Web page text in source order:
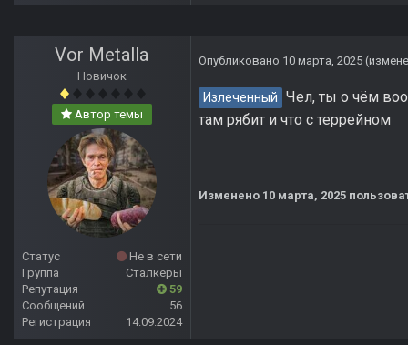
Vor Metalla
Новичок
Автор темы
Статус
Не в сети
Группа
Сталкеры
Репутация
59
Сообщений
56
Регистрация
14.09.2024
Опубликовано 10 марта, 2025
Излеченный Чел, ты о чём
там рябит и что с террейном
Изменено 10 марта, 2025